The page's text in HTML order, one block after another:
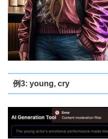
例3: young, cry